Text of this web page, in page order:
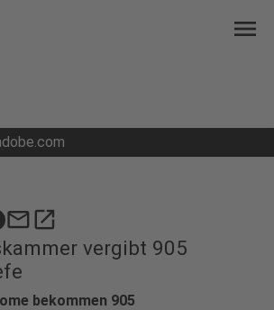
menu
mailopen_in_new
vergibt 905
bekommen 905